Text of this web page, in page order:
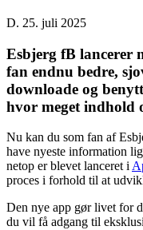
D. 25. juli 2025
Esbjerg fB lancerer
fan endnu bedre,
downloade og
hvor meget indhold
Nu kan du som fan af
have nyeste information
netop er blevet lanceret i
proces i forhold til at
Den nye app gør livet for
du vil få adgang til